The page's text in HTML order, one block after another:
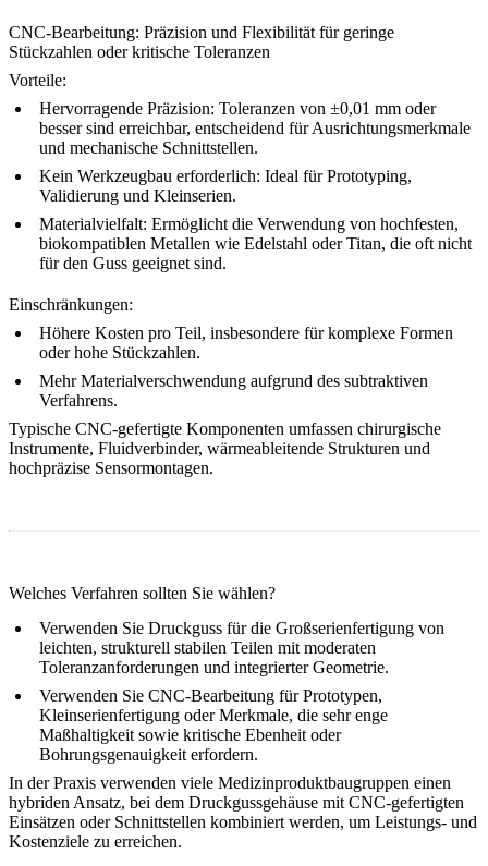
CNC-Bearbeitung: Präzision und Flexibilität für geringe
Stückzahlen oder kritische Toleranzen
Vorteile:
Hervorragende Präzision: Toleranzen von ±0,01 mm oder
besser sind erreichbar, entscheidend für Ausrichtungsmerkmale
und mechanische Schnittstellen.
Kein Werkzeugbau erforderlich: Ideal für Prototyping,
Validierung und Kleinserien.
Materialvielfalt: Ermöglicht die Verwendung von hochfesten,
biokompatiblen Metallen wie Edelstahl oder Titan, die oft nicht
für den Guss geeignet sind.
Einschränkungen:
Höhere Kosten pro Teil, insbesondere für komplexe Formen
oder hohe Stückzahlen.
Mehr Materialverschwendung aufgrund des subtraktiven
Verfahrens.
Typische CNC-gefertigte Komponenten umfassen chirurgische
Instrumente, Fluidverbinder, wärmeableitende Strukturen und
hochpräzise Sensormontagen.
Welches Verfahren sollten Sie wählen?
Verwenden Sie Druckguss für die Großserienfertigung von
leichten, strukturell stabilen Teilen mit moderaten
Toleranzanforderungen und integrierter Geometrie.
Verwenden Sie CNC-Bearbeitung für Prototypen,
Kleinserienfertigung oder Merkmale, die sehr enge
Maßhaltigkeit sowie kritische Ebenheit oder
Bohrungsgenauigkeit erfordern.
In der Praxis verwenden viele Medizinproduktbaugruppen einen
hybriden Ansatz, bei dem Druckgussgehäuse mit CNC-gefertigten
Einsätzen oder Schnittstellen kombiniert werden, um Leistungs- und
Kostenziele zu erreichen.